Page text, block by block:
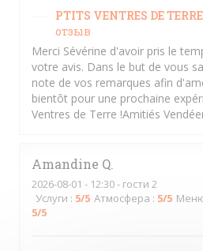
PTITS VENTRES DE TERRE
отзыв
Merci Sévérine d'avoir pris le
votre avis. Dans le but de vous
note de vos remarques afin
bientôt pour une prochaine
Ventres de Terre !Amitiés
Amandine Q
2026-08-01 - 12:30 - гости 2
Услуги : 5/5 Атмосфера : 5/5
5/5